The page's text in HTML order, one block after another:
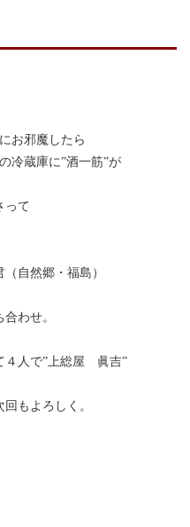
お邪魔したら
冷蔵庫に”酒一筋”が
って
自然郷・福島）
わせ。
４人で”上総屋 眞吉”
もよろしく。